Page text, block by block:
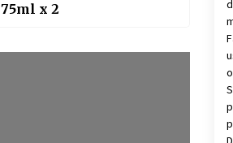
75ml x 2